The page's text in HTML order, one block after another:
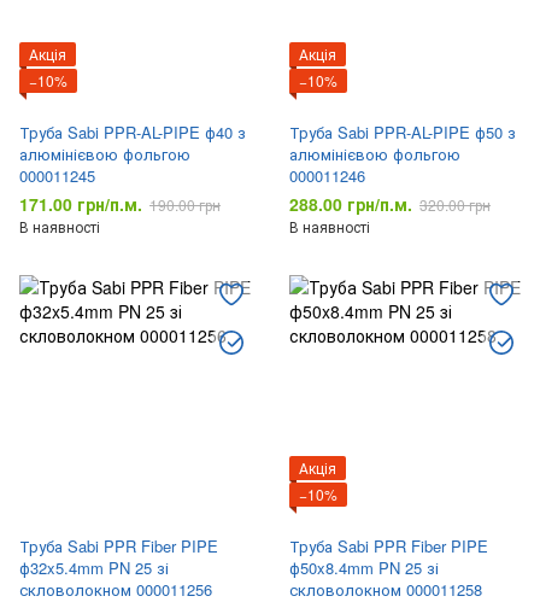
Акція
−10%
Труба Sabi PPR-AL-PIPE ф40 з
алюмінієвою фольгою
000011245
171.00 грн/п.м. 190.00 грн
В наявності
Акція
−10%
Труба Sabi PPR-AL-PIPE ф50 з
алюмінієвою фольгою
000011246
288.00 грн/п.м. 320.00 грн
В наявності
Труба Sabi PPR Fiber PIPE
ф32x5.4mm PN 25 зі
скловолокном 000011256
Акція
−10%
Труба Sabi PPR Fiber PIPE
ф50x8.4mm PN 25 зі
скловолокном 000011258